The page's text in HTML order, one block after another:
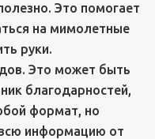
Это помогает
на мимолетные
руки.
Это может быть
благодарностей,
формат, но
информацию от